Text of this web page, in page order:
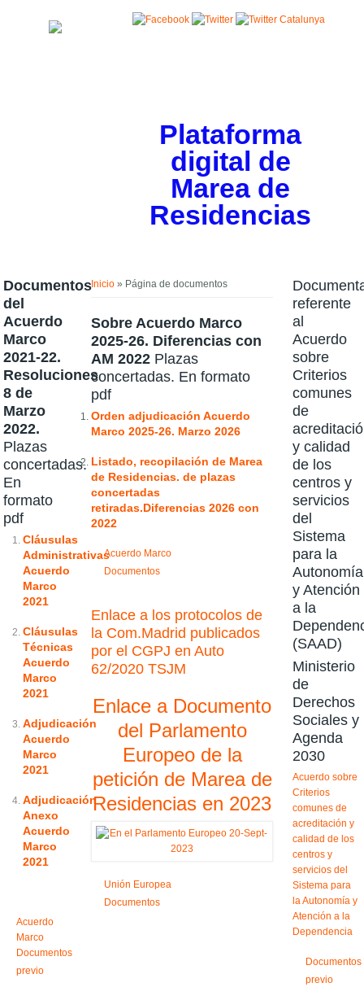
Plataforma
digital de
Marea de
Residencias
Inicio » Página de documentos
Sobre Acuerdo Marco
2025-26. Diferencias con
AM 2022 Plazas
concertadas. En formato
pdf
Orden adjudicación Acuerdo
Marco 2025-26. Marzo 2026
Listado, recopilación de Marea
de Residencias. de plazas
concertadas
retiradas.Diferencias 2026 con
2022
Acuerdo Marco
Documentos
Enlace a los protocolos de
la Com.Madrid publicados
por el CGPJ en Auto
62/2020 TSJM
Enlace a Documento
del Parlamento
Europeo de la
petición de Marea de
Residencias en 2023
Unión Europea
Documentos
Documentos
del
Acuerdo
Marco
2021-22.
Resoluciones
8 de
Marzo
2022.
Plazas
concertadas.
En
formato
pdf
Cláusulas
Administrativas
Acuerdo
Marco
2021
Cláusulas
Técnicas
Acuerdo
Marco
2021
Adjudicación
Acuerdo
Marco
2021
Adjudicación
Anexo
Acuerdo
Marco
2021
Acuerdo
Marco
Documentos
previo
referente
al
Acuerdo
sobre
Criterios
comunes
de
y calidad
de los
centros y
servicios
del
Sistema
para la
Autonomía
y Atención
a la
(SAAD)
Ministerio
de
Derechos
Sociales y
Agenda
2030
Acuerdo sobre
Criterios
comunes de
acreditación y
calidad de los
centros y
servicios del
Sistema para
la Autonomía y
Atención a la
Dependencia
Documentos
previo